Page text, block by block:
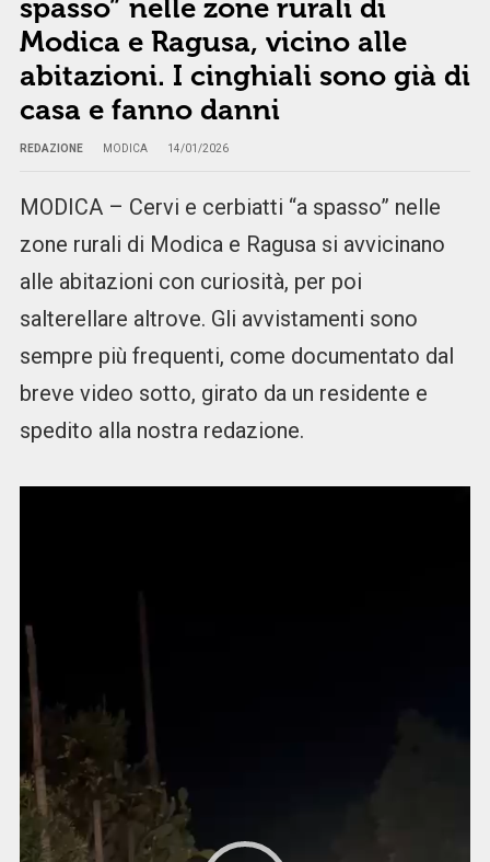
spasso” nelle zone rurali di
Modica e Ragusa, vicino alle
abitazioni. I cinghiali sono già di
casa e fanno danni
REDAZIONE MODICA 14/01/2026
MODICA – Cervi e cerbiatti “a spasso” nelle
zone rurali di Modica e Ragusa si avvicinano
alle abitazioni con curiosità, per poi
salterellare altrove. Gli avvistamenti sono
sempre più frequenti, come documentato dal
breve video sotto, girato da un residente e
spedito alla nostra redazione.